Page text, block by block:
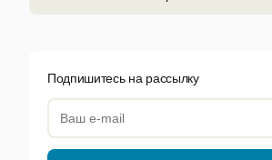
Подпишитесь на рассылку